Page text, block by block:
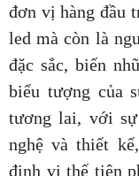
đơn vị hàng đầu
led mà còn là
đặc sắc, biến
biểu tượng của
tương lai, với sự
nghệ và thiết
định vị thế tiên